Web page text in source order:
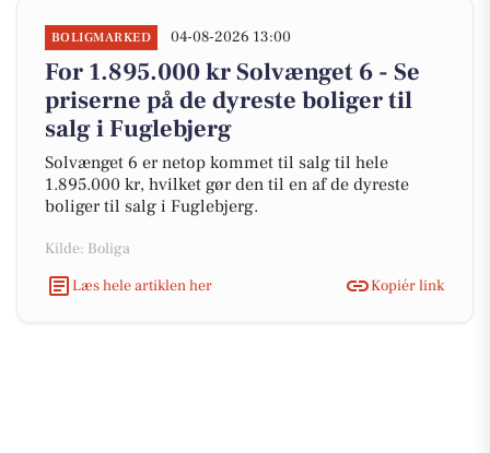
BOLIGMARKED 04-08-2026 13:00
For 1.895.000 kr Solvænget 6 - Se
priserne på de dyreste boliger til
salg i Fuglebjerg
Solvænget 6 er netop kommet til salg til hele
1.895.000 kr, hvilket gør den til en af de dyreste
boliger til salg i Fuglebjerg.
Kilde: Boliga
Læs hele artiklen her
Kopiér link